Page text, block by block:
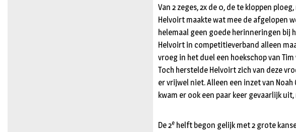
Van 2 zeges, 2x de 0, de te kloppen
Helvoirt maakte wat mee de afgelopen
helemaal geen goede herinneringen bij
Helvoirt in competitieverband alleen
vroeg in het duel een hoekschop van
Toch herstelde Helvoirt zich van deze
er vrijwel niet. Alleen een inzet van
kwam er ook een paar keer gevaarlijk
De 2e helft begon gelijk met 2 grote